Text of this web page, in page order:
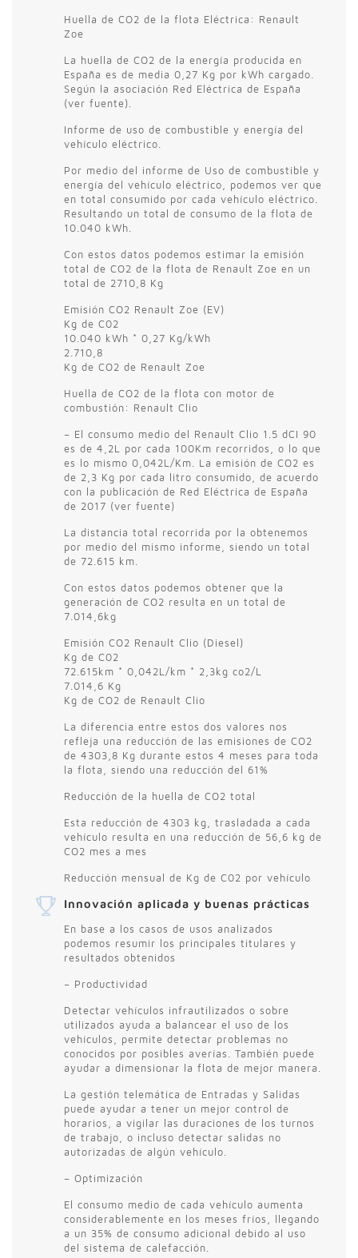
Huella de CO2 de la flota Eléctrica: Renault
Zoe
La huella de CO2 de la energía producida en
España es de media 0,27 Kg por kWh cargado.
Según la asociación Red Eléctrica de España
(ver fuente).
Informe de uso de combustible y energía del
vehículo eléctrico.
Por medio del informe de Uso de combustible y
energía del vehículo eléctrico, podemos ver que
en total consumido por cada vehículo eléctrico.
Resultando un total de consumo de la flota de
10.040 kWh.
Con estos datos podemos estimar la emisión
total de CO2 de la flota de Renault Zoe en un
total de 2710,8 Kg
Emisión CO2 Renault Zoe (EV)
Kg de C02
10.040 kWh * 0,27 Kg/kWh
2.710,8
Kg de CO2 de Renault Zoe
Huella de CO2 de la flota con motor de
combustión: Renault Clio
– El consumo medio del Renault Clio 1.5 dCI 90
es de 4,2L por cada 100Km recorridos, o lo que
es lo mismo 0,042L/Km. La emisión de CO2 es
de 2,3 Kg por cada litro consumido, de acuerdo
con la publicación de Red Eléctrica de España
de 2017 (ver fuente)
La distancia total recorrida por la obtenemos
por medio del mismo informe, siendo un total
de 72.615 km.
Con estos datos podemos obtener que la
generación de CO2 resulta en un total de
7.014,6kg
Emisión CO2 Renault Clio (Diesel)
Kg de C02
72.615km * 0,042L/km * 2,3kg co2/L
7.014,6 Kg
Kg de CO2 de Renault Clio
La diferencia entre estos dos valores nos
refleja una reducción de las emisiones de CO2
de 4303,8 Kg durante estos 4 meses para toda
la flota, siendo una reducción del 61%
Reducción de la huella de CO2 total
Esta reducción de 4303 kg, trasladada a cada
vehículo resulta en una reducción de 56,6 kg de
CO2 mes a mes
Reducción mensual de Kg de C02 por vehículo
Innovación aplicada y buenas prácticas
En base a los casos de usos analizados
podemos resumir los principales titulares y
resultados obtenidos
– Productividad
Detectar vehículos infrautilizados o sobre
utilizados ayuda a balancear el uso de los
vehículos, permite detectar problemas no
conocidos por posibles averías. También puede
ayudar a dimensionar la flota de mejor manera.
La gestión telemática de Entradas y Salidas
puede ayudar a tener un mejor control de
horarios, a vigilar las duraciones de los turnos
de trabajo, o incluso detectar salidas no
autorizadas de algún vehículo.
– Optimización
El consumo medio de cada vehículo aumenta
considerablemente en los meses fríos, llegando
a un 35% de consumo adicional debido al uso
del sistema de calefacción.